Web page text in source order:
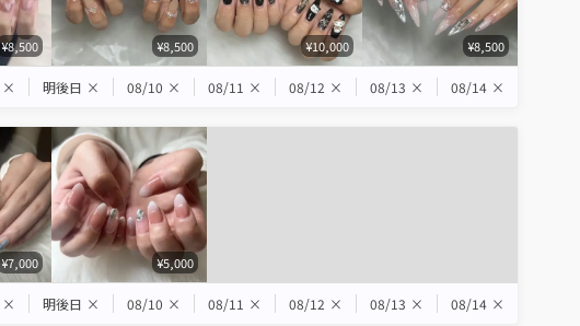
¥8,500 ¥8,500 ¥10,000 ¥8,500
× 明後日 × 08/10 × 08/11 × 08/12 × 08/13 × 08/14 ×
¥7,000 ¥5,000
× 明後日 × 08/10 × 08/11 × 08/12 × 08/13 × 08/14 ×